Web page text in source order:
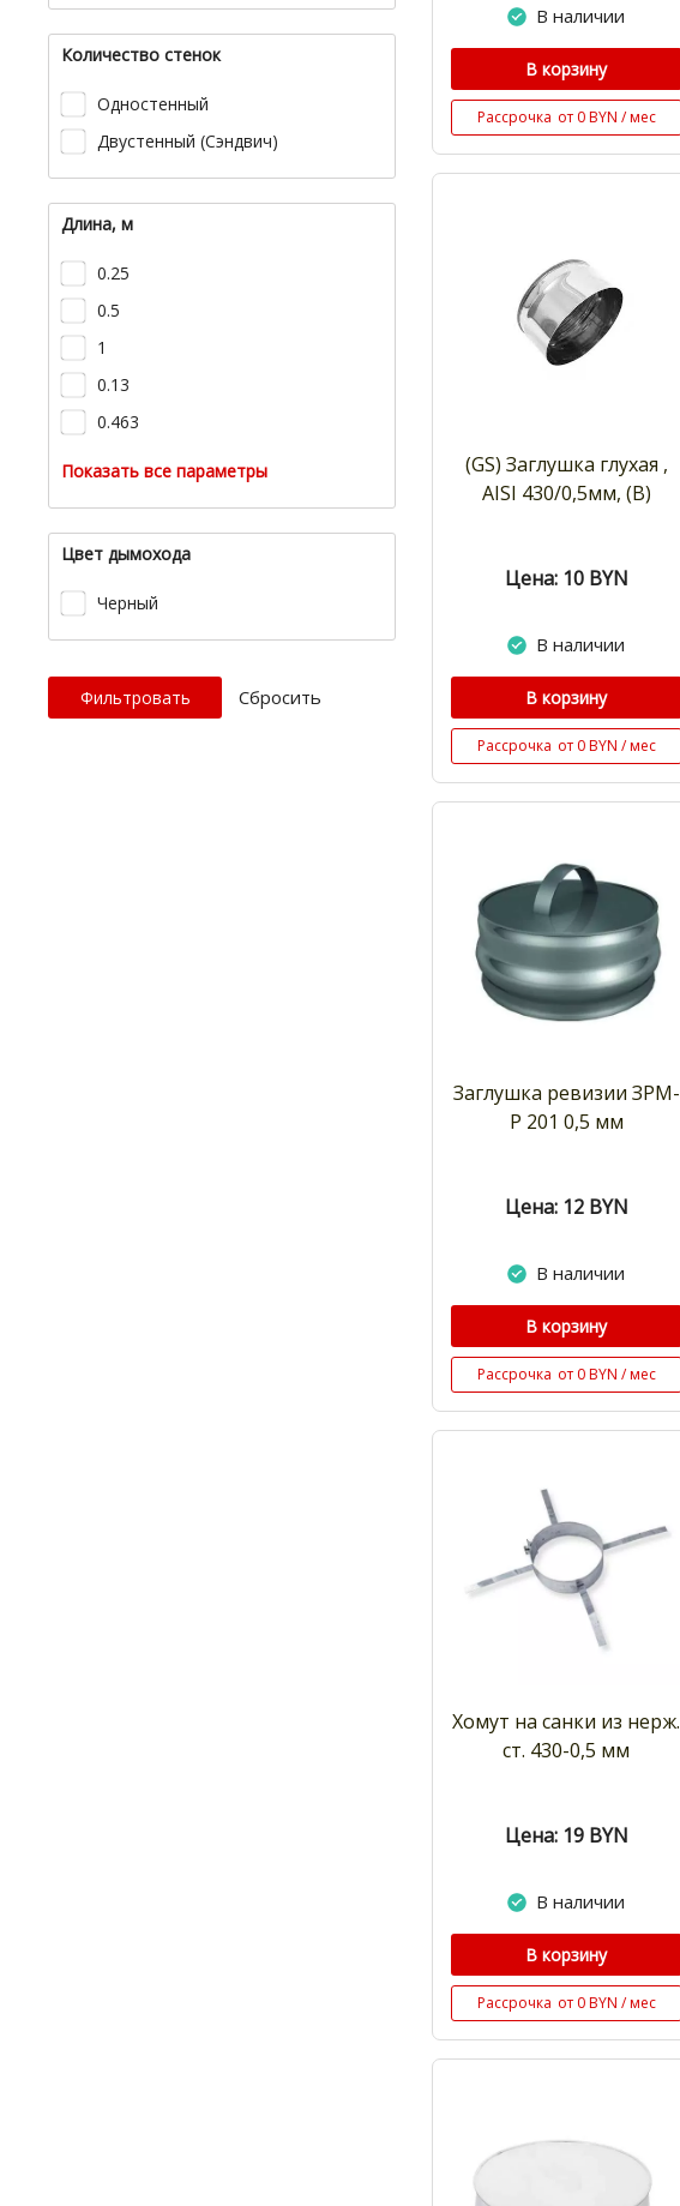
Количество стенок
Одностенный
Двустенный (Сэндвич)
Длина, м
0.25
0.5
1
0.13
0.463
Показать все параметры
Цвет дымохода
Черный
Cбросить
В наличии
В корзину
Рассрочка от 0 BYN / мес
(GS) Заглушка глухая ,
AISI 430/0,5мм, (В)
Цена: 10 BYN
В наличии
В корзину
Рассрочка от 0 BYN / мес
Заглушка ревизии ЗРМ-
Р 201 0,5 мм
Цена: 12 BYN
В наличии
В корзину
Рассрочка от 0 BYN / мес
Хомут на санки из нерж.
ст. 430-0,5 мм
Цена: 19 BYN
В наличии
В корзину
Рассрочка от 0 BYN / мес